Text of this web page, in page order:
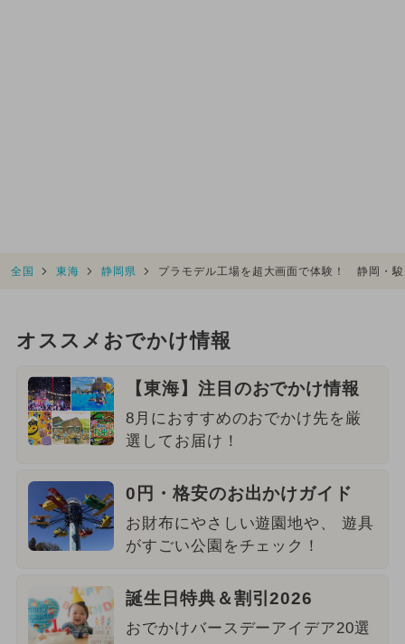
全国 東海 静岡県 プラモデル工場を超大画面で体験！ 静岡・
オススメおでかけ情報
【東海】注目のおでかけ情報
8月におすすめのおでかけ先を厳
選してお届け！
0円・格安のお出かけガイド
お財布にやさしい遊園地や、 遊具
がすごい公園をチェック！
誕生日特典＆割引2026
おでかけバースデーアイデア20選